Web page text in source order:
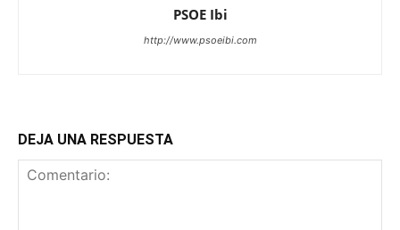
PSOE Ibi
http://www.psoeibi.com
DEJA UNA RESPUESTA